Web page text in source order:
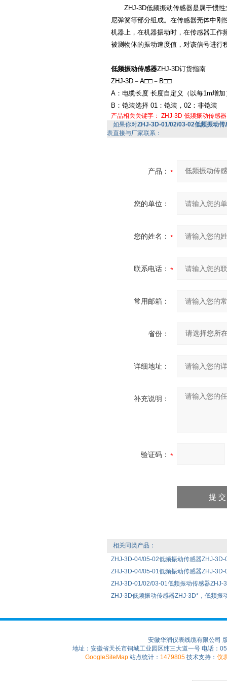
ZHJ-3D低频振动传感器是属于惯性
尼弹簧等部分组成。在传感器壳体中
机器上，在机器振动时，在传感器工作
被测物体的振动速度值，对该信号进
低频振动传感器ZHJ-3D订货指南
ZHJ-3D－A□□－B□□
A：电缆长度 长度自定义（以每1m增
B：铠装选择 01：铠装，02：非铠装
产品相关关键字： ZHJ-3D 低频振动传感器
如果你对ZHJ-3D-01/02/03-02低频振动
表直接与厂家联系：
产品：
您的单位：
您的姓名：
联系电话：
常用邮箱：
省份：
详细地址：
补充说明：
验证码：
相关同类产品：
ZHJ-3D-04/05-02低频振动传感器ZHJ-
ZHJ-3D-04/05-01低频振动传感器ZHJ-
ZHJ-3D-01/02/03-01低频振动传感器
ZHJ-3D低频振动传感器ZHJ-3D*，低频振
安徽华润仪表线缆有限公司
地址：安徽省天长市铜城工业园区纬三大道一号 电话：
GoogleSiteMap 站点统计： 1479805 技术支持： 仪